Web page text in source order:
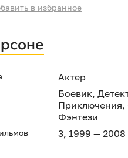
в избранное
Актер
Боевик,
Приключения,
Фэнтези
3, 1999 — 2008